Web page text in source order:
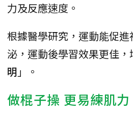
力及反應速度。
根據醫學研究，運動能促
泌，運動後學習效果更佳
明 」。
做棍子操 更易練肌力